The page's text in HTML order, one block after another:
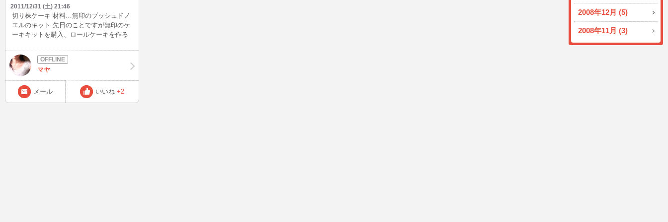
2008年12月 (5)
2008年11月 (3)
2011/12/31 (土) 21:46
切り株ケーキ 材料…無印のブッシュドノ
エルのキット 先日のことですが無印のケ
ーキキットを購入、ロールケーキを作る
はとんでもなくいがんでいますが、キッ
トで作ったものなので味はよかったで
す。 一応クリスマスケーキということで
チョコペンでイエスの顔を描きました
が、自分の画力に問題があるせいで、ど
う頑張って描いても長髪＋ヒゲ＝麻原彰
マヤ
メール いいね +2